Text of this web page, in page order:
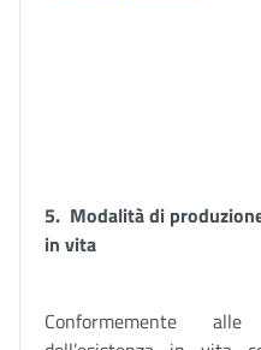
5. Modalità di
in vita
Conformemente